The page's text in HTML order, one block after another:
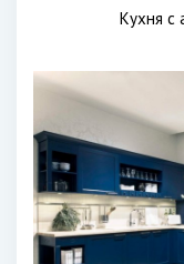
Кухня с